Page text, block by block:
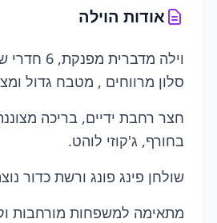
אודות הוילה
וילה
סלון מרווחים , מטבח גדול
חצר רחבת ידיים, בריכה
בחורף, ג'קוזי לוהט.
שולחן פינג פונג ורשת כדור
מתאימה למשפחות מורחבות